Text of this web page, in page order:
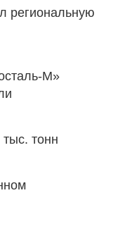
региональную
М»
тонн